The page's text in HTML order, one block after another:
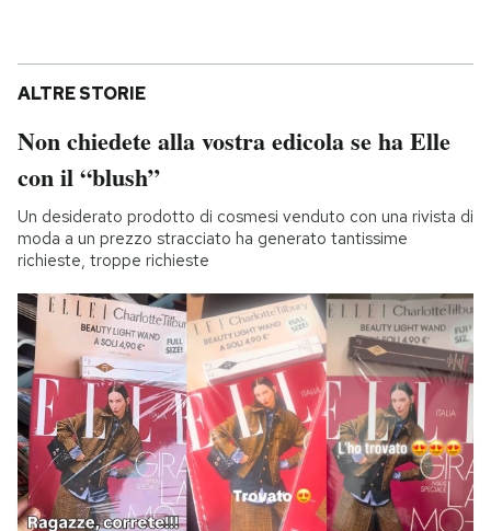
ALTRE STORIE
Non chiedete alla vostra edicola se ha Elle
con il “blush”
Un desiderato prodotto di cosmesi venduto con una rivista di
moda a un prezzo stracciato ha generato tantissime
richieste, troppe richieste